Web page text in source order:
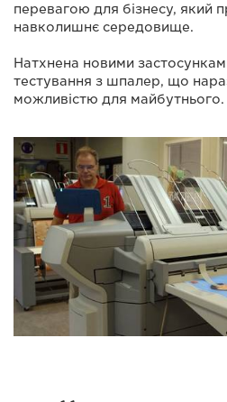
перевагою для бізнесу, який
навколишнє середовище.
Натхнена новими
тестування з шпалер, що
можливістю для майбутнього.